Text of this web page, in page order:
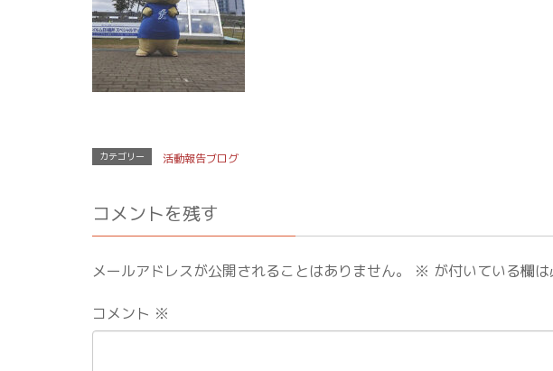
カテゴリー 活動報告ブログ
コメントを残す
メールアドレスが公開されることはありません。 ※ が付いている欄
コメント ※